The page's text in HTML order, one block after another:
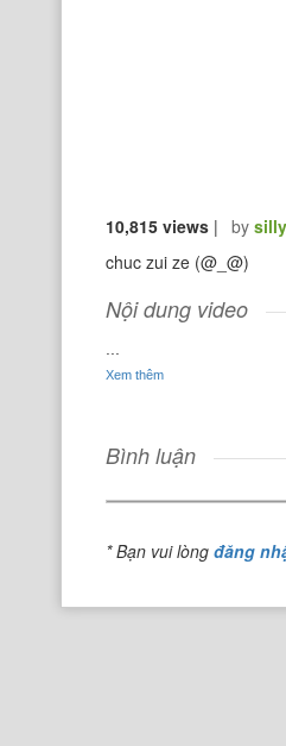
10,815 views | by
chuc zui ze (@_@)
Nội dung video
Xem thêm
Bình luận
* Bạn vui lòngđăng